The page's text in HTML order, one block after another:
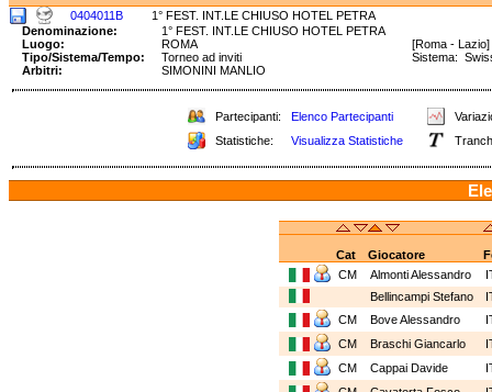
0404011B
1° FEST. INT.LE CHIUSO HOTEL PETRA
Denominazione:
1° FEST. INT.LE CHIUSO HOTEL PETRA
Luogo:
ROMA
[Roma - Lazio]
Tipo/Sistema/Tempo:
Torneo ad inviti
Sistema:
Arbitri:
SIMONINI MANLIO
Partecipanti: Elenco Partecipanti
Statistiche:
Visualizza Statistiche
Cat Giocatore
CM
Almonti Alessandro
Bellincampi Stefano
CM
Bove Alessandro
CM
Braschi Giancarlo
CM
Cappai Davide